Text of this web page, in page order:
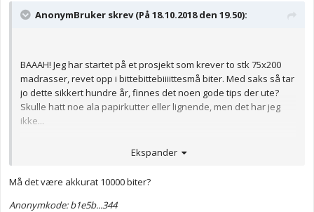
AnonymBruker skrev (På 18.10.2018 den 19.50):
BAAAH! Jeg har startet på et prosjekt som krever to stk 75x200
madrasser, revet opp i bittebittebiiiittesmå biter. Med saks så tar
jo dette sikkert hundre år, finnes det noen gode tips der ute?
Skulle hatt noe ala papirkutter eller lignende, men det har jeg
ikke...
Ekspander
Må det være akkurat 10000 biter?
Anonymkode: b1e5b...344